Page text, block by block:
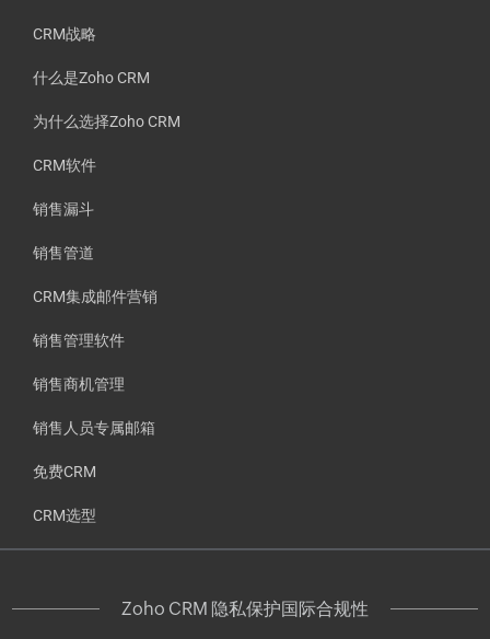
CRM战略
什么是Zoho CRM
为什么选择Zoho CRM
CRM软件
销售漏斗
销售管道
CRM集成邮件营销
销售管理软件
销售商机管理
销售人员专属邮箱
免费CRM
CRM选型
Zoho CRM 隐私保护国际合规性